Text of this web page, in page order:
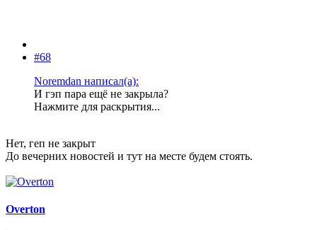
#68
Noremdan написал(а):
И гэп пара ещё не закрыла?
Нажмите для раскрытия...
Нет, геп не закрыт
До вечерних новостей и тут на месте будем стоять.
Overton